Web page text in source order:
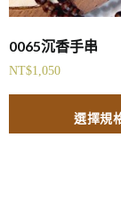
0065沉香手串
NT$1,050
選擇規